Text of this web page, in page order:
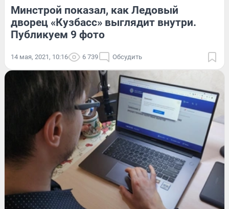
Минстрой показал, как Ледовый
дворец «Кузбасс» выглядит внутри.
Публикуем 9 фото
14 мая, 2021, 10:16 6 739 Обсудить